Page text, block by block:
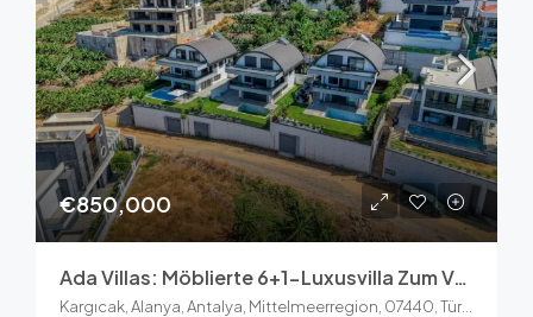
€850,000
Ada Villas: Möblierte 6+1-Luxusvilla Zum Verkauf In Kargicak, Alanya
Kargıcak, Alanya, Antalya, Mittelmeerregion, 07440, Türkei